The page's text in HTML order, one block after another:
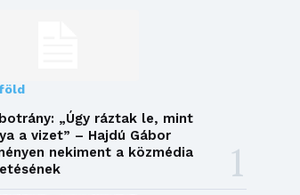
„Úgy ráztak le, mint
a vizet” – Hajdú Gábor
nekiment a közmédia